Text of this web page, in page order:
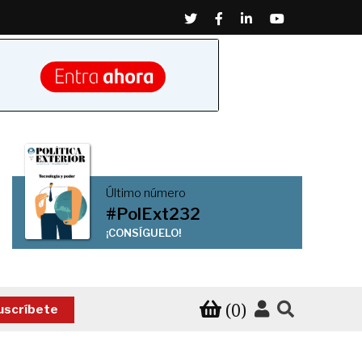
TwitterFacebook
LinkedinYoutube
Último número
#PolExt232
¡CONSÍGUELO!
(0)